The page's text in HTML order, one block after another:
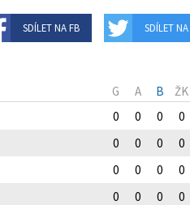
SDÍLET NA FB SDÍLET
G A B ŽK
0 0 0 0
0 0 0 0
0 0 0 0
0 0 0 0